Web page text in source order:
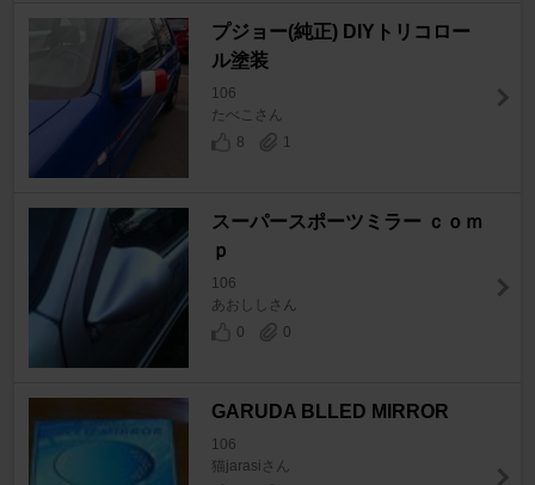
プジョー(純正) DIYトリコロー
ル塗装
106
たべこさん
8
1
スーパースポーツミラー ｃｏｍ
ｐ
106
あおししさん
0
0
GARUDA BLLED MIRROR
106
猫jarasiさん